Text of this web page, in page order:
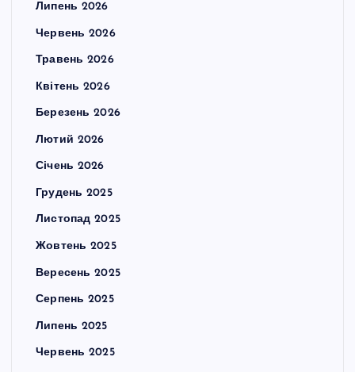
Липень 2026
Червень 2026
Травень 2026
Квітень 2026
Березень 2026
Лютий 2026
Січень 2026
Грудень 2025
Листопад 2025
Жовтень 2025
Вересень 2025
Серпень 2025
Липень 2025
Червень 2025